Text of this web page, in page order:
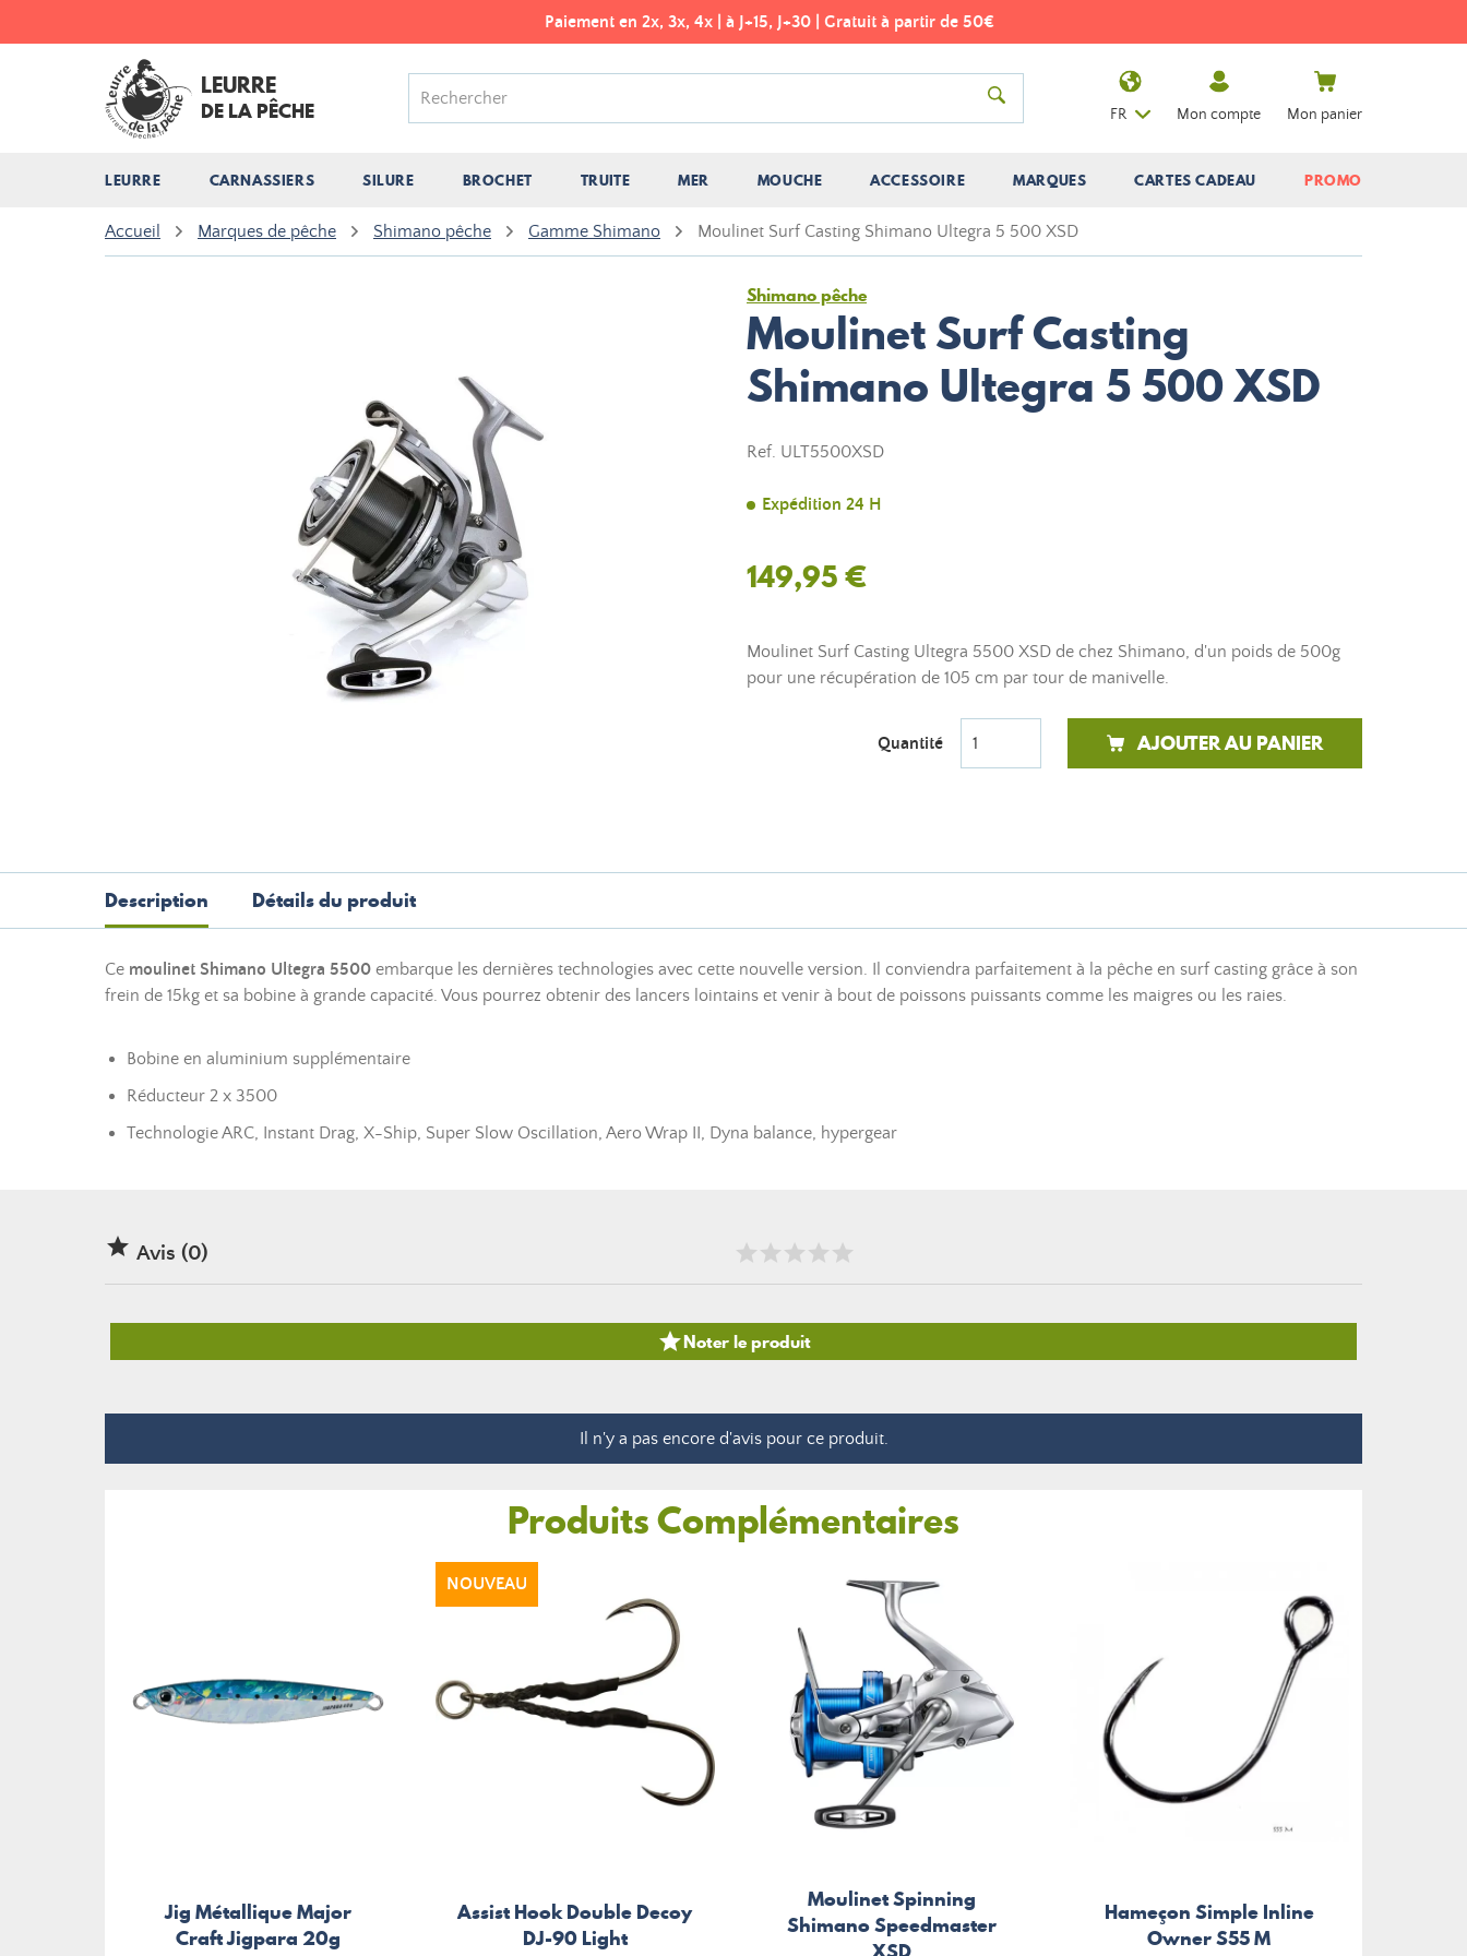
Paiement en 2x, 3x, 4x | à J+15, J+30 | Gratuit à partir de 50€
LEURRE
DE LA PÊCHE
LEURRE CARNASSIERS SILURE BROCHET TRUITE MER MOUCHE ACCESSOIRE MARQUES CARTES CADEAU PROMO
FR Mon compte Mon panier
Accueil Marques de pêche Shimano pêche Gamme Shimano Moulinet Surf Casting Shimano Ultegra 5 500 XSD
Shimano pêche
Moulinet Surf Casting
Shimano Ultegra 5 500 XSD
Ref. ULT5500XSD
Expédition 24 H
149,95 €
Moulinet Surf Casting Ultegra 5500 XSD de chez Shimano, d'un poids de 500g
pour une récupération de 105 cm par tour de manivelle.
Quantité AJOUTER AU PANIER
Description Détails du produit
Ce moulinet Shimano Ultegra 5500 embarque les dernières technologies avec cette nouvelle version. Il conviendra parfaitement à la pêche en surf casting grâce à son
frein de 15kg et sa bobine à grande capacité. Vous pourrez obtenir des lancers lointains et venir à bout de poissons puissants comme les maigres ou les raies.
Bobine en aluminium supplémentaire
Réducteur 2 x 3500
Technologie ARC, Instant Drag, X-Ship, Super Slow Oscillation, Aero Wrap II, Dyna balance, hypergear
 Avis (0)
Noter le produit
Il n'y a pas encore d'avis pour ce produit.
Produits Complémentaires
Jig Métallique Major
Craft Jigpara 20g
Assist Hook Double Decoy
DJ-90 Light
NOUVEAU
Moulinet Spinning
Shimano Speedmaster
XSD
Hameçon Simple Inline
Owner S55 M